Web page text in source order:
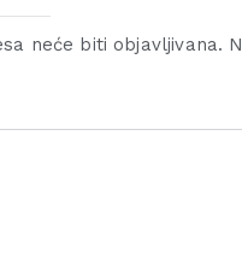
neće biti objavljivana.